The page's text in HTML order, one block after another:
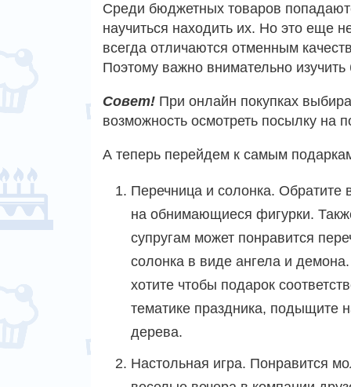
Среди бюджетных товаров
научиться находить их. Но это еще
всегда отличаются отменным
Поэтому важно внимательно
Совет! При онлайн покупках
возможность осмотреть посылку на
А теперь перейдем к самым
Перечница и солонка. Обратите
на обнимающиеся фигурки.
супругам может понравится
солонка в виде ангела и
хотите чтобы подарок
тематике праздника, подыщите
дерева.
Настольная игра. Понравится